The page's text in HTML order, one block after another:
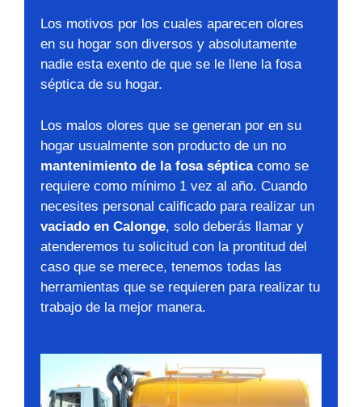
Los motivos por los cuales aparecen olores
en su hogar son diversos y absolutamente
nadie esta exento de que se le llene la fosa
séptica de su hogar.
Los malos olores que se generan por en su
hogar usualmente son producto de un no
mantenimiento de la fosa sépticacomo se
requiere como mínimo 1 vez al año. Cuando
necesites personal calificado para realizar un
vaciado en Calonge, solo deberás llamar y
atenderemos tu solicitud con la prontitud del
caso que se merece, tenemos todas las
herramientas que se requieren para realizar tu
trabajo de la mejor manera.